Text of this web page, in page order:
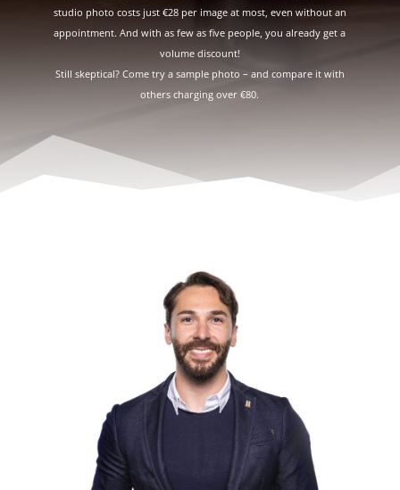
studio photo costs just €28 per image at most, even without an
appointment. And with as few as five people, you already get a
volume discount!
Still skeptical? Come try a sample photo – and compare it with
others charging over €80.